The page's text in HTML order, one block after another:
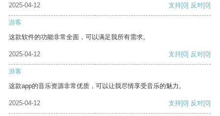
2025-04-12
支持[0] 反对[0]
游客
这款软件的功能非常全面，可以满足我所有需求。
2025-04-12 支持[0] 反对[0]
游客
这款app的音乐资源非常优质，可以让我尽情享受音乐的魅力。
2025-04-12 支持[0] 反对[0]